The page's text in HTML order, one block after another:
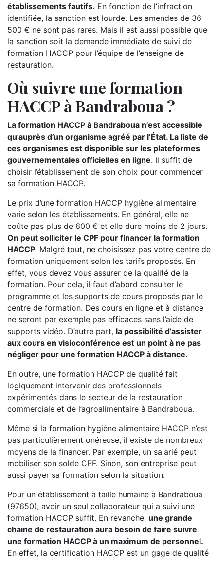
établissements fautifs. En fonction de l’infraction
identifiée, la sanction est lourde. Les amendes de 36
500 € ne sont pas rares. Mais il est aussi possible que
la sanction soit la demande immédiate de suivi de
formation HACCP pour l’équipe de l’enseigne de
restauration.
Où suivre une formation
HACCP à Bandraboua ?
La formation HACCP à Bandraboua n’est accessible
qu’auprès d’un organisme agréé par l’État. La liste de
ces organismes est disponible sur les plateformes
gouvernementales officielles en ligne. Il suffit de
choisir l’établissement de son choix pour commencer
sa formation HACCP.
Le prix d’une formation HACCP hygiène alimentaire
varie selon les établissements. En général, elle ne
coûte pas plus de 600 € et elle dure moins de 2 jours.
On peut solliciter le CPF pour financer la formation
HACCP. Malgré tout, ne choisissez pas votre centre de
formation uniquement selon les tarifs proposés. En
effet, vous devez vous assurer de la qualité de la
formation. Pour cela, il faut d’abord consulter le
programme et les supports de cours proposés par le
centre de formation. Des cours en ligne et à distance
ne seront par exemple pas efficaces sans l’aide de
supports vidéo. D’autre part, la possibilité d’assister
aux cours en visioconférence est un point à ne pas
négliger pour une formation HACCP à distance.
En outre, une formation HACCP de qualité fait
logiquement intervenir des professionnels
expérimentés dans le secteur de la restauration
commerciale et de l’agroalimentaire à Bandraboua.
Même si la formation hygiène alimentaire HACCP n’est
pas particulièrement onéreuse, il existe de nombreux
moyens de la financer. Par exemple, un salarié peut
mobiliser son solde CPF. Sinon, son entreprise peut
aussi payer sa formation selon la situation.
Pour un établissement à taille humaine à Bandraboua
(97650), avoir un seul collaborateur qui a suivi une
formation HACCP suffit. En revanche, une grande
chaine de restauration aura besoin de faire suivre
une formation HACCP à un maximum de personnel.
En effet, la certification HACCP est un gage de qualité